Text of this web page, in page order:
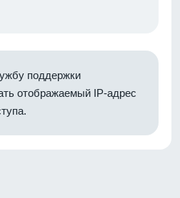
поддержки
отображаемый IP-адрес